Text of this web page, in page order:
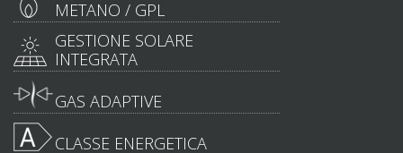
METANO / GPL
GESTIONE SOLARE
INTEGRATA
GAS ADAPTIVE
CLASSE ENERGETICA